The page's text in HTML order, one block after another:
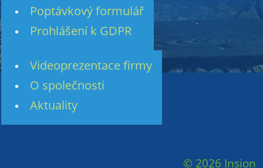
Poptávkový formulář
Prohlášení k GDPR
Videoprezentace firmy
O společnosti
Aktuality
© 2026 Insion